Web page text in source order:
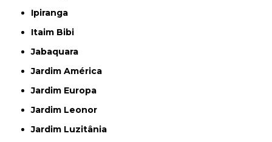
Ipiranga
Itaim Bibi
Jabaquara
Jardim América
Jardim Europa
Jardim Leonor
Jardim Luzitânia